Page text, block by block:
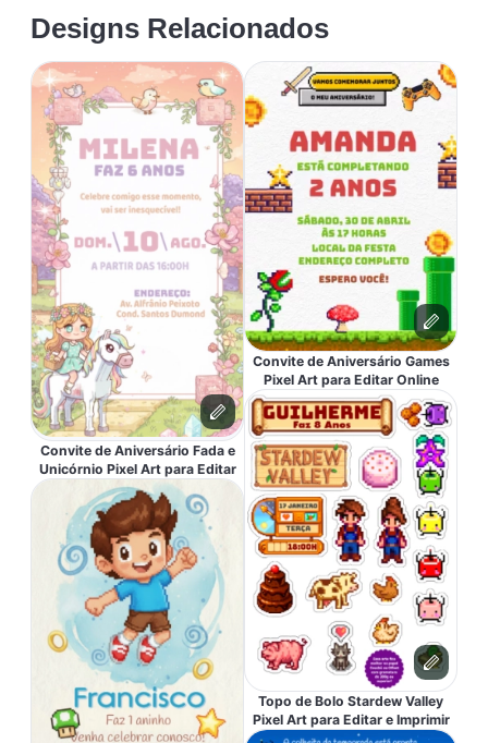
Designs Relacionados
Convite de Aniversário Fada e
Unicórnio Pixel Art para Editar
Convite de Aniversário Games
Pixel Art para Editar Online
Topo de Bolo Stardew Valley
Pixel Art para Editar e Imprimir